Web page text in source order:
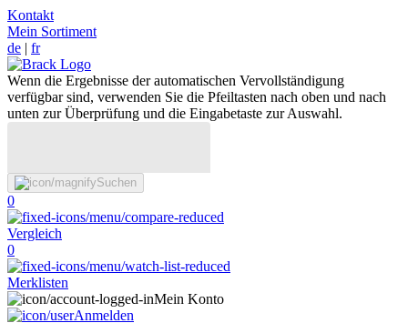
Kontakt
Mein Sortiment
de | fr
Wenn die Ergebnisse der automatischen Vervollständigung
verfügbar sind, verwenden Sie die Pfeiltasten nach oben und nach
unten zur Überprüfung und die Eingabetaste zur Auswahl.
Suchen
0
Vergleich
0
Merklisten
Mein Konto
Anmelden